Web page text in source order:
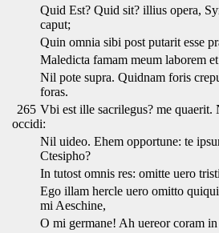
Quid Est? Quid sit? illius opera,
caput;
Quin omnia sibi post putarit esse
Maledicta famam meum laborem
Nil pote supra. Quidnam foris
foras.
265 Vbi est ille sacrilegus? me quaerit.
occidi:
Nil uideo. Ehem opportune: te
Ctesipho?
In tutost omnis res: omitte uero
Ego illam hercle uero omitto
mi Aeschine,
O mi germane! Ah uereor coram